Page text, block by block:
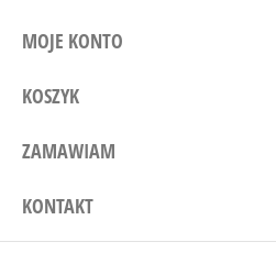
MOJE KONTO
KOSZYK
ZAMAWIAM
KONTAKT